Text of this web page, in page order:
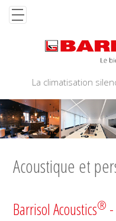
Aller
au
La climatisation
Acoustique et
Barrisol Acoustics®